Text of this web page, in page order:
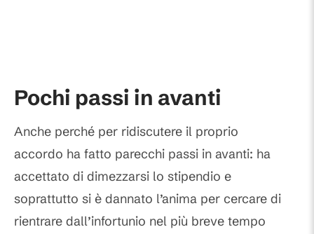
Pochi passi in avanti
Anche perché per ridiscutere il proprio
accordo ha fatto parecchi passi in avanti: ha
accettato di dimezzarsi lo stipendio e
soprattutto si è dannato l’anima per cercare di
rientrare dall’infortunio nel più breve tempo